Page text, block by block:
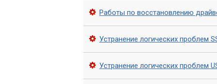
Не стоит пренебрегать
проблем начинается
Работы по восстановлению
Устранение логических проблем
Устранение логических проблем